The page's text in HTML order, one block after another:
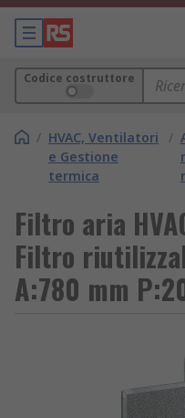
Codice costruttore
/ HVAC, Ventilatori
e Gestione
termica
/
Filtro aria
Filtro
A:780 mm